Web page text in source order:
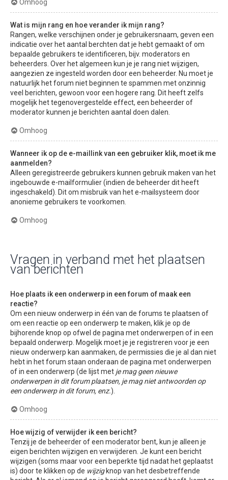
Omhoog
Wat is mijn rang en hoe verander ik mijn rang?
Rangen, welke verschijnen onder je gebruikersnaam, geven een
indicatie over het aantal berchten dat je hebt gemaakt of om
bepaalde gebruikers te identificeren, bijv. moderators en
beheerders. Over het algemeen kun je je rang niet wijzigen,
aangezien ze ingesteld worden door een beheerder. Nu moet je
natuurlijk het forum niet beginnen te spammen met onzinnig
veel berichten, gewoon voor een hogere rang. Dit heeft zelfs
mogelijk het tegenovergestelde effect, een beheerder of
moderator kunnen je berichten aantal doen dalen.
Omhoog
Wanneer ik op de e-maillink van een gebruiker klik, moet ik me
aanmelden?
Alleen geregistreerde gebruikers kunnen gebruik maken van het
ingebouwde e-mailformulier (indien de beheerder dit heeft
ingeschakeld). Dit om misbruik van het e-mailsysteem door
anonieme gebruikers te voorkomen.
Omhoog
Vragen in verband met het plaatsen
van berichten
Hoe plaats ik een onderwerp in een forum of maak een
reactie?
Om een nieuw onderwerp in één van de forums te plaatsen of
om een reactie op een onderwerp te maken, klik je op de
bijhorende knop op ofwel de pagina met onderwerpen of in een
bepaald onderwerp. Mogelijk moet je je registreren voor je een
nieuw onderwerp kan aanmaken, de permissies die je al dan niet
hebt in het forum staan onderaan de pagina met onderwerpen
of in een onderwerp (de lijst met je mag geen nieuwe
onderwerpen in dit forum plaatsen, je mag niet antwoorden op
een onderwerp in dit forum, enz.).
Omhoog
Hoe wijzig of verwijder ik een bericht?
Tenzij je de beheerder of een moderator bent, kun je alleen je
eigen berichten wijzigen en verwijderen. Je kunt een bericht
wijzigen (soms maar voor een beperkte tijd nadat het geplaatst
is) door te klikken op de wijzigknop van het desbetreffende